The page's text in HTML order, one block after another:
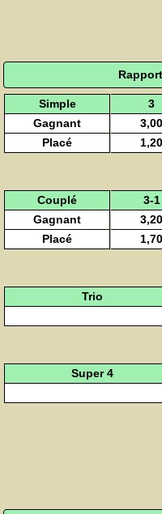
Simple 3
Gagnant
3,00
Placé
1,20
Couplé 3-1
Gagnant
3,20
Placé
1,70
Trio
Super 4